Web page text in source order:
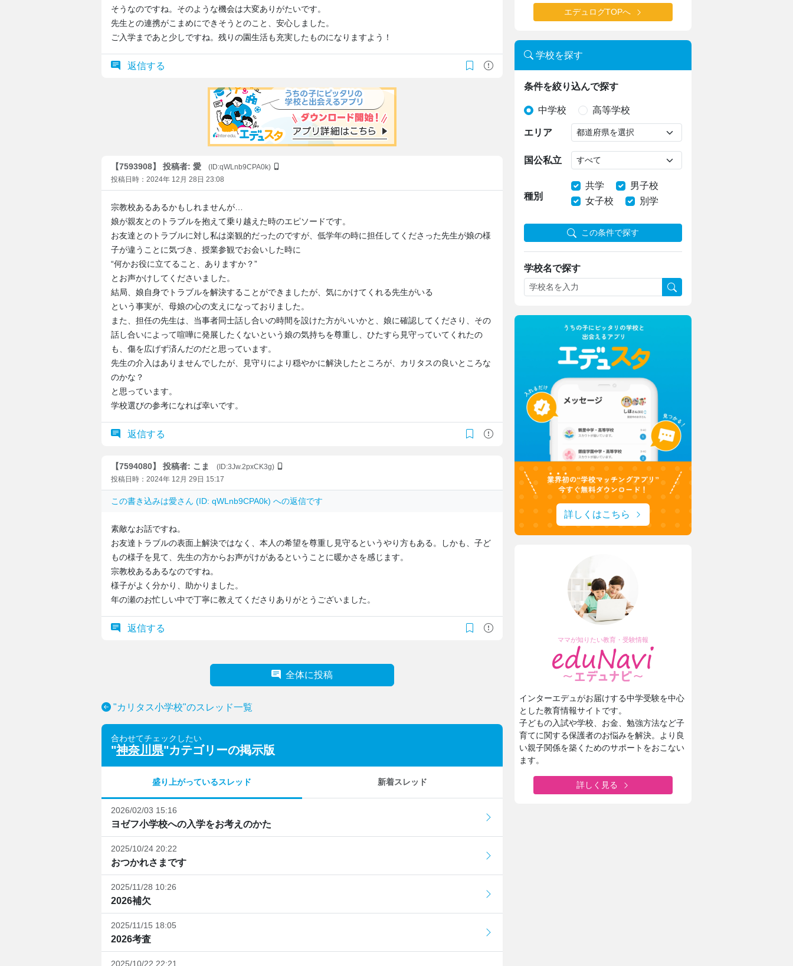
そうなのですね。そのような機会は大変ありがたいです。
先生との連携がこまめにできそうとのこと、安心しました。
ご入学まであと少しですね。残りの園生活も充実したものになりますよう！
返信する
【7593908】 投稿者: 愛
(ID:qWLnb9CPA0k)
投稿日時：2024年 12月 28日 23:08
宗教校あるあるかもしれませんが…
娘が親友とのトラブルを抱えて乗り越えた時のエピソードです。
お友達とのトラブルに対し私は楽観的だったのですが、低学年の時に担任してくださった先生が娘の様
子が違うことに気づき、授業参観でお会いした時に
“何かお役に立てること、ありますか？”
とお声かけしてくださいました。
結局、娘自身でトラブルを解決することができましたが、気にかけてくれる先生がいる
という事実が、母娘の心の支えになっておりました。
また、担任の先生は、当事者同士話し合いの時間を設けた方がいいかと、娘に確認してくださり、その
話し合いによって喧嘩に発展したくないという娘の気持ちを尊重し、ひたすら見守っていてくれたの
も、傷を広げず済んだのだと思っています。
先生の介入はありませんでしたが、見守りにより穏やかに解決したところが、カリタスの良いところな
のかな？
と思っています。
学校選びの参考になれば幸いです。
返信する
【7594080】 投稿者: こま
(ID:3Jw.2pxCK3g)
投稿日時：2024年 12月 29日 15:17
この書き込みは愛さん (ID: qWLnb9CPA0k) への返信です
素敵なお話ですね。
お友達トラブルの表面上解決ではなく、本人の希望を尊重し見守るというやり方もある。しかも、子ど
もの様子を見て、先生の方からお声がけがあるということに暖かさを感じます。
宗教校あるあるなのですね。
様子がよく分かり、助かりました。
年の瀬のお忙しい中で丁寧に教えてくださりありがとうございました。
返信する
全体に投稿
"カリタス小学校"のスレッド一覧
合わせてチェックしたい
"神奈川県"カテゴリーの掲示版
盛り上がっているスレッド 新着スレッド
2026/02/03 15:16
ヨゼフ小学校への入学をお考えのかた
2025/10/24 20:22
おつかれさまです
2025/11/28 10:26
2026補欠
2025/11/15 18:05
2026考査
2025/10/22 22:21
エデュログTOPへ
学校を探す
条件を絞り込んで探す
中学校 高等学校
エリア
国公私立
種別
共学
男子校
女子校
別学
この条件で探す
学校名で探す
詳しくはこちら
ママが知りたい教育・受験情報
インターエデュがお届けする中学受験を中心
とした教育情報サイトです。
子どもの入試や学校、お金、勉強方法など子
育てに関する保護者のお悩みを解決。より良
い親子関係を築くためのサポートをおこない
ます。
詳しく見る